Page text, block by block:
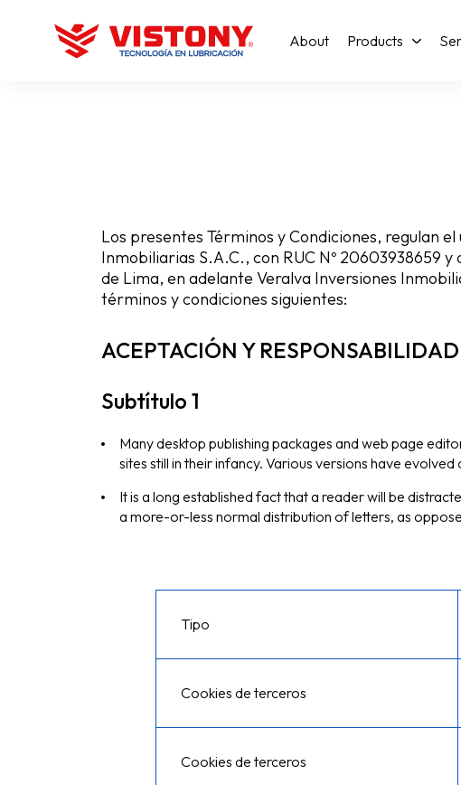
About Products
Los presentes Términos y Condiciones, regulan
Inmobiliarias S.A.C., con RUC Nº 20603938659
de Lima, en adelante Veralva Inversiones
términos y condiciones siguientes:
ACEPTACIÓN Y
Subtítulo 1
Many desktop publishing packages and web page
sites still in their infancy. Various versions have
It is a long established fact that a reader will be
a more-or-less normal distribution of letters, as
Tipo
Cookies de terceros
Cookies de terceros